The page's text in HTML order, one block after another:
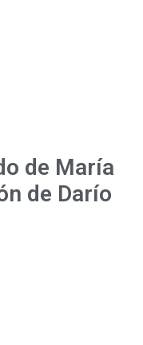
de María
de Darío